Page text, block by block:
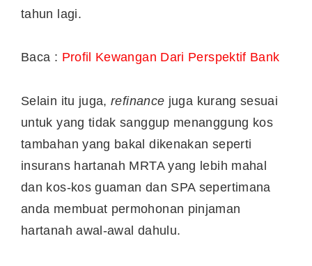
tahun lagi.
Baca : Profil Kewangan Dari Perspektif Bank
Selain itu juga,refinance juga kurang sesuai
untuk yang tidak sanggup menanggung kos
tambahan yang bakal dikenakan seperti
insurans hartanah MRTA yang lebih mahal
dan kos-kos guaman dan SPA sepertimana
anda membuat permohonan pinjaman
hartanah awal-awal dahulu.